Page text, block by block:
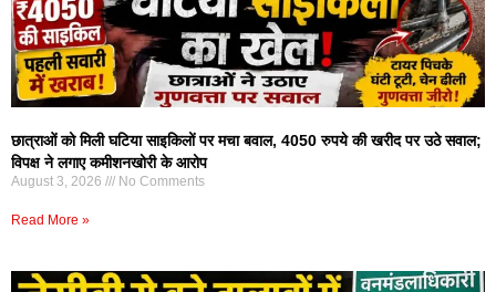
छात्राओं को मिली घटिया साइकिलों पर मचा बवाल, 4050 रुपये की खरीद पर उठे सवाल;
विपक्ष ने लगाए कमीशनखोरी के आरोप
August 3, 2026 No Comments
Read More »